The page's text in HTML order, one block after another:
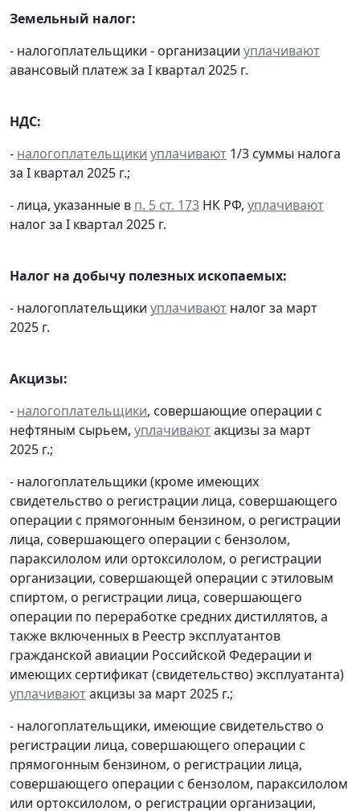
Земельный налог:
- налогоплательщики - организации уплачивают
авансовый платеж за I квартал 2025 г.
НДС:
- налогоплательщики уплачивают 1/3 суммы налога
за I квартал 2025 г.;
- лица, указанные в п. 5 ст. 173 НК РФ, уплачивают
налог за I квартал 2025 г.
Налог на добычу полезных ископаемых:
- налогоплательщики уплачивают налог за март
2025 г.
Акцизы:
- налогоплательщики, совершающие операции с
нефтяным сырьем, уплачиваютакцизы за март
2025 г.;
- налогоплательщики (кроме имеющих
свидетельство о регистрации лица, совершающего
операции с прямогонным бензином, о регистрации
лица, совершающего операции с бензолом,
параксилолом или ортоксилолом, о регистрации
организации, совершающей операции с этиловым
спиртом, о регистрации лица, совершающего
операции по переработке средних дистиллятов, а
также включенных в Реестр эксплуатантов
гражданской авиации Российской Федерации и
имеющих сертификат (свидетельство) эксплуатанта)
уплачиваютакцизы за март 2025 г.;
- налогоплательщики, имеющие свидетельство о
регистрации лица, совершающего операции с
прямогонным бензином, о регистрации лица,
совершающего операции с бензолом, параксилолом
или ортоксилолом, о регистрации организации,